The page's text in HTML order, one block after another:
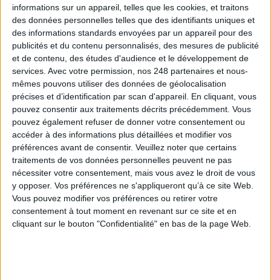
informations sur un appareil, telles que les cookies, et traitons
des données personnelles telles que des identifiants uniques et
des informations standards envoyées par un appareil pour des
publicités et du contenu personnalisés, des mesures de publicité
et de contenu, des études d'audience et le développement de
services. Avec votre permission, nos 248 partenaires et nous-
mêmes pouvons utiliser des données de géolocalisation
précises et d’identification par scan d'appareil. En cliquant, vous
pouvez consentir aux traitements décrits précédemment. Vous
pouvez également refuser de donner votre consentement ou
accéder à des informations plus détaillées et modifier vos
préférences avant de consentir. Veuillez noter que certains
traitements de vos données personnelles peuvent ne pas
nécessiter votre consentement, mais vous avez le droit de vous
y opposer. Vos préférences ne s'appliqueront qu’à ce site Web.
Vous pouvez modifier vos préférences ou retirer votre
consentement à tout moment en revenant sur ce site et en
cliquant sur le bouton "Confidentialité" en bas de la page Web.
Des archives inédites de Led Zeppelin refont
surface
Le plus beau but de tous les temps, signé Pelé,
reconstitué grâce à l'IA et aux archives
IA en entreprise : encadrer les usages sans
freiner l’expérimentation